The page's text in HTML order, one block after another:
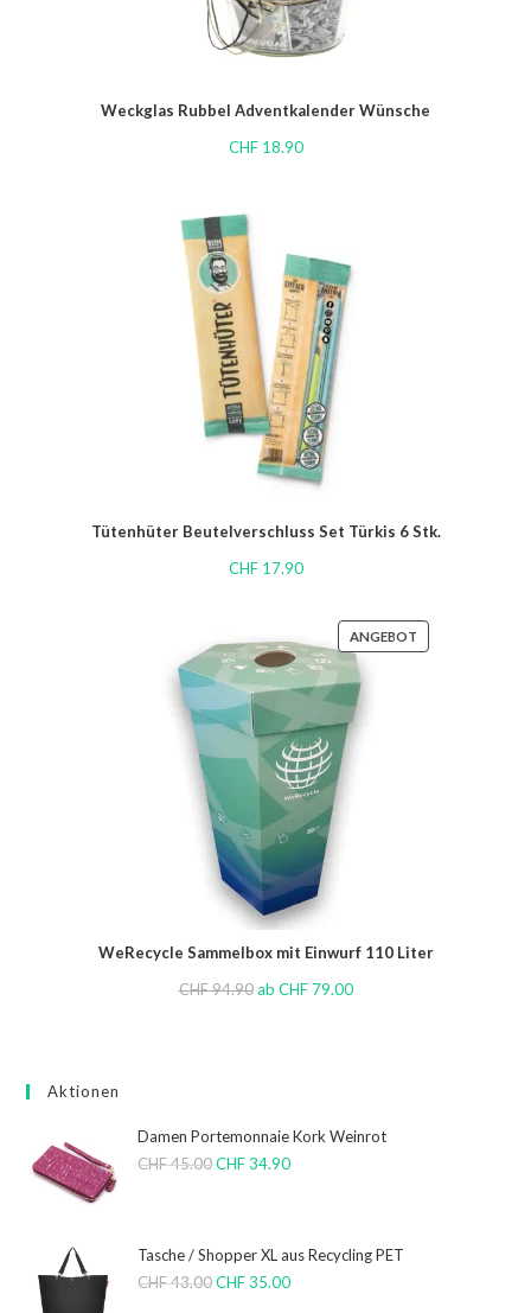
Weckglas Rubbel Adventkalender Wünsche
CHF18.90
Tütenhüter Beutelverschluss Set Türkis 6 Stk.
CHF17.90
ANGEBOT
WeRecycle Sammelbox mit Einwurf 110 Liter
CHF94.90 ab CHF79.00
Aktionen
Damen Portemonnaie Kork Weinrot
CHF45.00 CHF34.90
Tasche / Shopper XL aus Recycling PET
CHF43.00 CHF35.00